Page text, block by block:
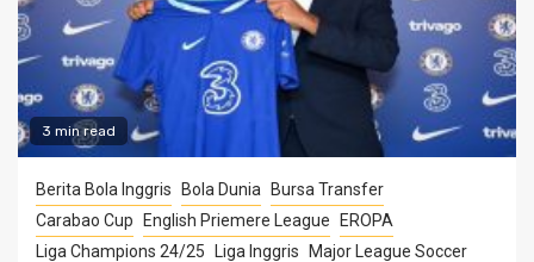
3 min read
Berita Bola Inggris Bola Dunia
Bursa Transfer
Carabao Cup
English Priemere League
EROPA
Liga Champions 24/25
Liga Inggris
Major League Soccer